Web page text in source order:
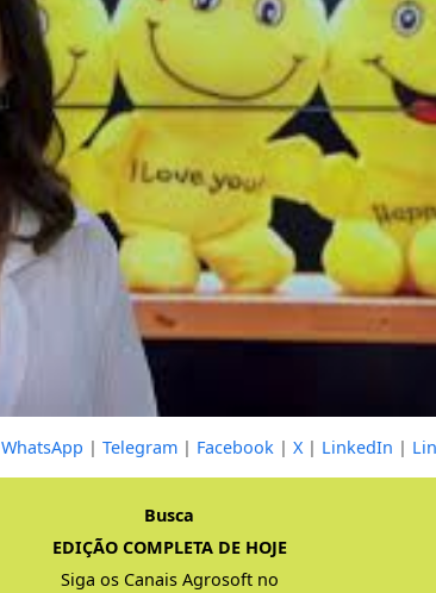
WhatsApp | Telegram | Facebook | X| LinkedIn |
Busca
EDIÇÃO COMPLETA DE HOJE
Siga os Canais Agrosoft no